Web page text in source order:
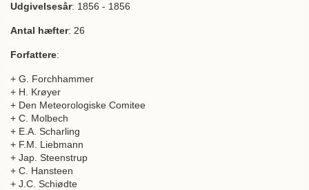
Udgivelsesår: 1856 - 1856
Antal hæfter: 26
Forfattere:
+ G. Forchhammer
+ H. Krøyer
+ Den Meteorologiske Comitee
+ C. Molbech
+ E.A. Scharling
+ F.M. Liebmann
+ Jap. Steenstrup
+ C. Hansteen
+ J.C. Schiødte